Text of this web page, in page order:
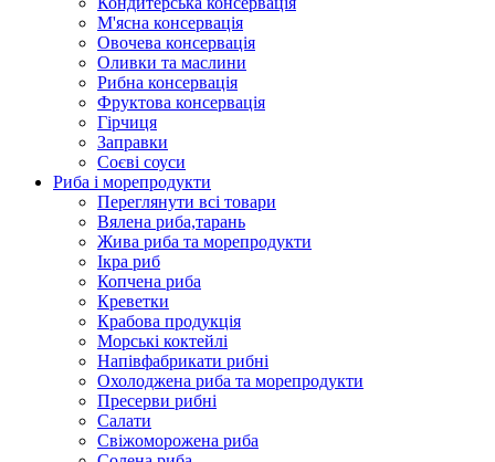
М'ясна консервація
Овочева консервація
Оливки та маслини
Рибна консервація
Фруктова консервація
Гірчиця
Заправки
Соєві соуси
Риба і морепродукти
Переглянути всі товари
Вялена риба,тарань
Жива риба та морепродукти
Ікра риб
Копчена риба
Крeветки
Крабова продукція
Морські коктейлi
Напівфабрикати рибні
Охолоджена риба та морепродукти
Пресерви рибні
Сaлати
Свіжоморожена риба